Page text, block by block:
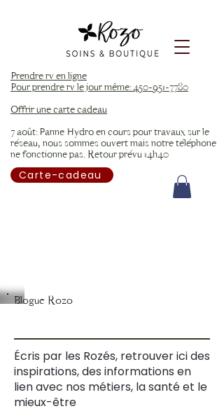
Carte-cadeau
Prendre rv en ligne
Pour prendre rv le jour même: 450-951-7780
Offrir une carte cadeau
7 août: Panne Hydro en cours pour travaux sur le
réseau, nous sommes ouvert mais notre téléphone
ne fonctionne pas. Retour prévu 14h40
Blogue Rozo
Écris par les Rozés, retrouver ici des
inspirations, des informations en
lien avec nos métiers, la santé et le
mieux-être